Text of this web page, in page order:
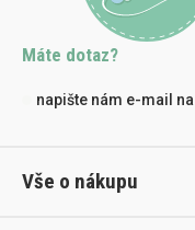
Máte dotaz?
napište nám e-mail na
Vše o nákupu